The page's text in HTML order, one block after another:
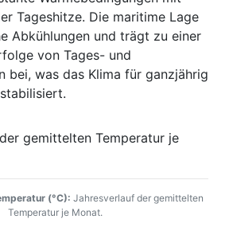
Tageshitze. Die maritime Lage
Abkühlungen und trägt zu einer
von Tages- und
bei, was das Klima für ganzjährig
(°C): Jahresverlauf der gemittelten
Temperatur je Monat.